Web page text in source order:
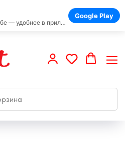
Если заказываете себе — удобнее в приложении
Google Play